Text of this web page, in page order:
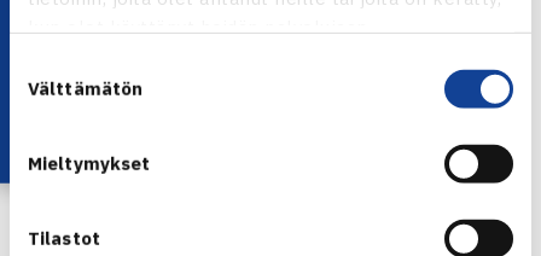
valinta
Välttämätön
Mieltymykset
Tilastot
Lataa OmaTennis!